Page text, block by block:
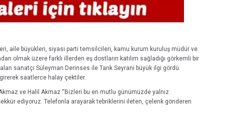
aile büyükleri, siyasi parti temsilcileri, kamu kurum kuruluş müdür ve
olmak üzere farklı illerden eş dostların katılım sağladığı görkemli bir
sanatçı Süleyman Derinses ile Tarık Seyrani büyük ilgi gördü.
saatlerce halay çektiler.
ve Halil Akmaz “Bizleri bu en mutlu günümüzde yalnız
ediyoruz. Telefonla arayarak tebriklerini ileten, çelenk gönderen